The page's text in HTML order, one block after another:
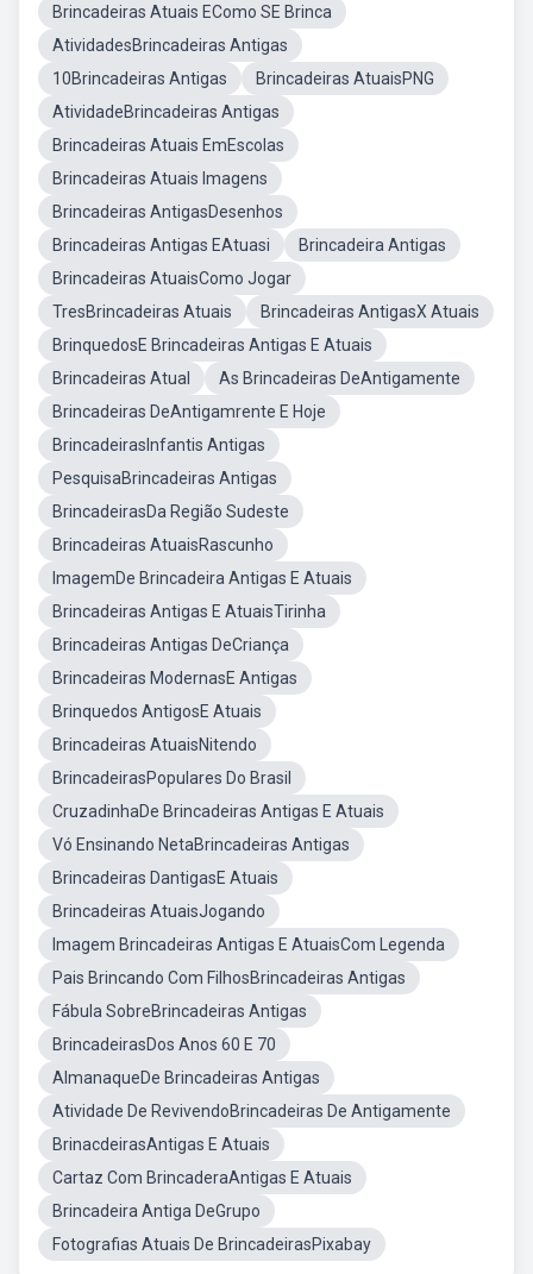
Brincadeiras Atuais EComo SE Brinca
AtividadesBrincadeiras Antigas
10Brincadeiras Antigas
Brincadeiras AtuaisPNG
AtividadeBrincadeiras Antigas
Brincadeiras Atuais EmEscolas
Brincadeiras Atuais Imagens
Brincadeiras AntigasDesenhos
Brincadeiras Antigas EAtuasi
Brincadeira Antigas
Brincadeiras AtuaisComo Jogar
TresBrincadeiras Atuais
Brincadeiras AntigasX Atuais
BrinquedosE Brincadeiras Antigas E Atuais
Brincadeiras Atual
As Brincadeiras DeAntigamente
Brincadeiras DeAntigamrente E Hoje
BrincadeirasInfantis Antigas
PesquisaBrincadeiras Antigas
BrincadeirasDa Região Sudeste
Brincadeiras AtuaisRascunho
ImagemDe Brincadeira Antigas E Atuais
Brincadeiras Antigas E AtuaisTirinha
Brincadeiras Antigas DeCriança
Brincadeiras ModernasE Antigas
Brinquedos AntigosE Atuais
Brincadeiras AtuaisNitendo
BrincadeirasPopulares Do Brasil
CruzadinhaDe Brincadeiras Antigas E Atuais
Vó Ensinando NetaBrincadeiras Antigas
Brincadeiras DantigasE Atuais
Brincadeiras AtuaisJogando
Imagem Brincadeiras Antigas E AtuaisCom Legenda
Pais Brincando Com FilhosBrincadeiras Antigas
Fábula SobreBrincadeiras Antigas
BrincadeirasDos Anos 60 E 70
AlmanaqueDe Brincadeiras Antigas
Atividade De RevivendoBrincadeiras De Antigamente
BrinacdeirasAntigas E Atuais
Cartaz Com BrincaderaAntigas E Atuais
Brincadeira Antiga DeGrupo
Fotografias Atuais De BrincadeirasPixabay